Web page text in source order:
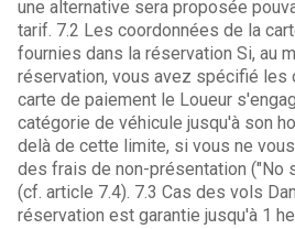
une alternative sera proposée
tarif. 7.2 Les coordonnées de la
fournies dans la réservation Si, au
réservation, vous avez spécifié les
carte de paiement le Loueur
catégorie de véhicule jusqu'à son
delà de cette limite, si vous ne
des frais de non-présentation ("No
(cf. article 7.4). 7.3 Cas des vols
réservation est garantie jusqu'à 1